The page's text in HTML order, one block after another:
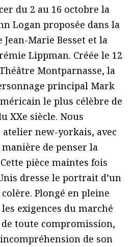
du 2 au 16 octobre la
Logan proposée dans la
Marie Besset et la
Lippman. Créée le 12
Montparnasse, la
principal Mark
le plus célèbre de
XXe siècle. Nous
new-yorkais, avec
de penser la
pièce maintes fois
dresse le portrait d’un
Plongé en pleine
exigences du marché
toute compromission,
de son